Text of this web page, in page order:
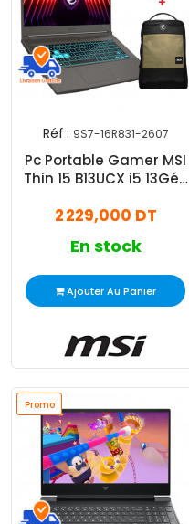
Réf : 9S7-16R831-2607
Pc Portable Gamer MSI
Thin 15 B13UCX i5 13Gén
2 229,000 DT
En stock
Ajouter Au Panier
Promo